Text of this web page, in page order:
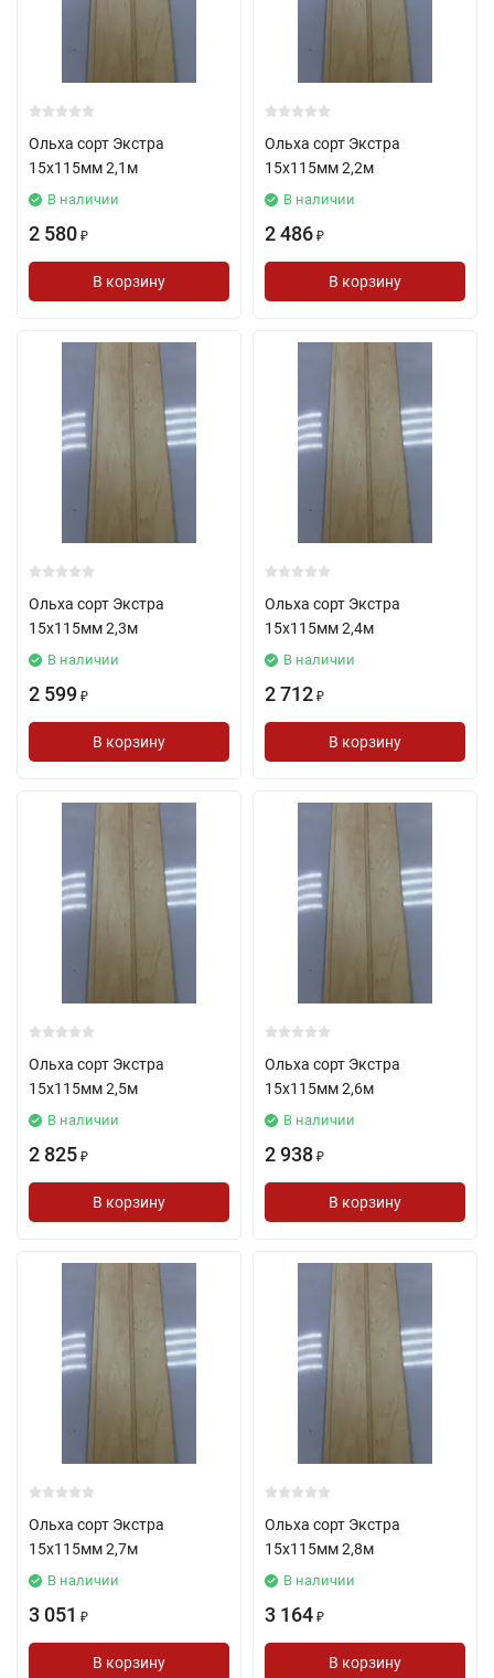
Ольха сорт Экстра
15х115мм 2,1м
В наличии
2 580 ₽
В корзину
Ольха сорт Экстра
15х115мм 2,2м
В наличии
2 486 ₽
В корзину
Ольха сорт Экстра
15х115мм 2,3м
В наличии
2 599 ₽
В корзину
Ольха сорт Экстра
15х115мм 2,4м
В наличии
2 712 ₽
В корзину
Ольха сорт Экстра
15х115мм 2,5м
В наличии
2 825 ₽
В корзину
Ольха сорт Экстра
15х115мм 2,6м
В наличии
2 938 ₽
В корзину
Ольха сорт Экстра
15х115мм 2,7м
В наличии
3 051 ₽
В корзину
Ольха сорт Экстра
15х115мм 2,8м
В наличии
3 164 ₽
В корзину